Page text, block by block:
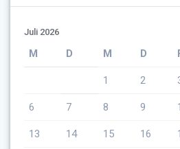
Juli 2026
M D M D
1 2
6 7 8 9
13 14 15 16